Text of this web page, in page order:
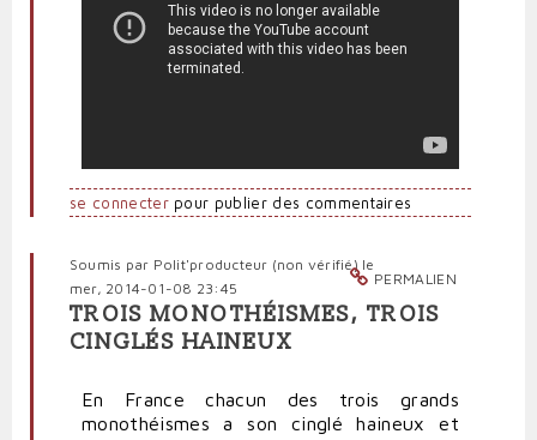
se connecterpour publier des commentaires
PERMALIEN
Soumis par Polit'producteur (non vérifié)le
mer, 2014-01-08 23:45
TROIS MONOTHÉISMES, TROIS
CINGLÉS HAINEUX
En France chacun des trois grands
monothéismes a son cinglé haineux et